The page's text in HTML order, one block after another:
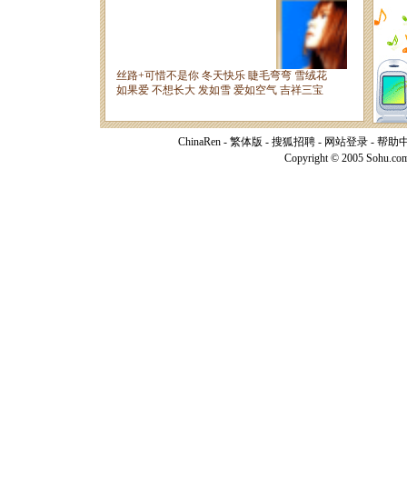
ChinaRen - 繁体版 - 搜狐招聘 - 网站登录 - 帮助
Copyright © 2005